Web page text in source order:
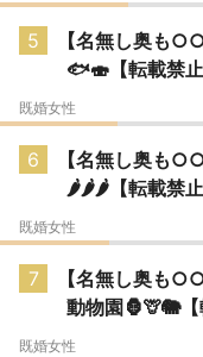
5
【名無し奥も
🐟🍣【転載禁止
既婚女性
6
【名無し奥も
🌶️🌶️🌶️【転載禁止
既婚女性
7
【名無し奥も
動物園🦍🦒🐘【
既婚女性